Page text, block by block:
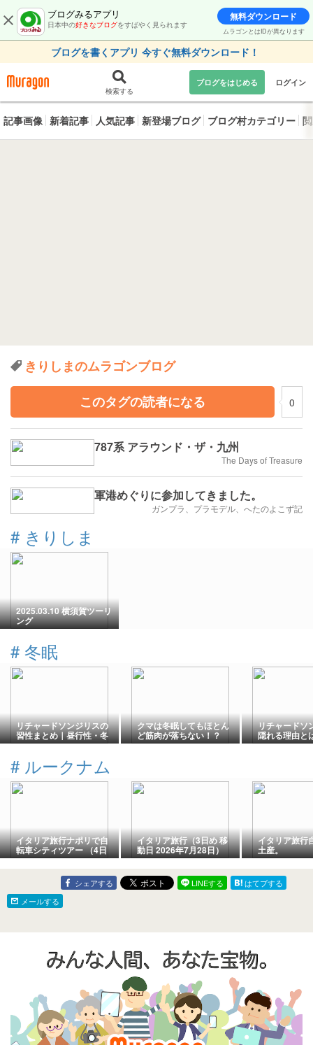
ブログみるアプリ
日本中の好きなブログをすばやく見られます
無料ダウンロード
ムラゴンとはIDが異なります
ブログを書くアプリ 今すぐ無料ダウンロード！
検索する
ブログをはじめる ログイン
記事画像 新着記事 人気記事 新登場ブログ ブログ村カテゴリー
きりしまのムラゴンブログ
このタグの読者になる
0
787系 アラウンド・ザ・九州
The Days of Treasure
軍港めぐりに参加してきました。
ガンプラ、プラモデル、へたのよこず記
# きりしま
2025.03.10 横須賀ツーリ
ング
# 冬眠
リチャードソンジリスの
習性まとめ｜昼行性・冬
眠・穴掘り・鳴き声を生
クマは冬眠してもほとん
ど筋肉が落ちない！？
【体重が3分の1も減って
リチャードソ
隠れる理由と
習性から読み
# ルークナム
イタリア旅行ナポリで自
転車シティツアー （4日
め 2026年7月29日）
イタリア旅行（3日め 移
動日 2026年7月28日）
イタリア旅行
土産。
シェアする LINEする
はてブする
メールする